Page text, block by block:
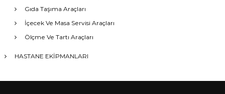
Gıda Taşıma Araçları
İçecek Ve Masa Servisi Araçları
Ölçme Ve Tartı Araçları
HASTANE EKİPMANLARI